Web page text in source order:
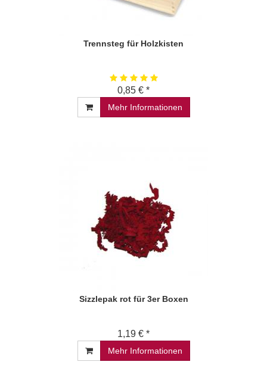
Trennsteg für Holzkisten
0,85 € *
Mehr Informationen
Sizzlepak rot für 3er Boxen
1,19 € *
Mehr Informationen